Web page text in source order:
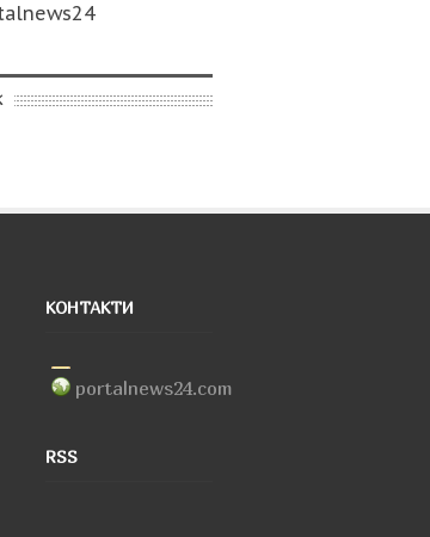
КОНТАКТИ
portalnews24.com
RSS